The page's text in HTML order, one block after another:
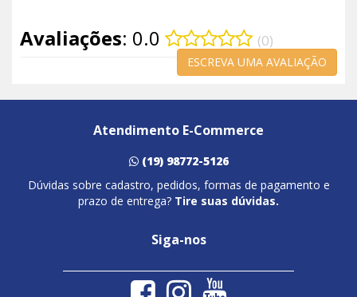
Avaliações: 0.0 (0)
ESCREVA UMA AVALIAÇÃO
Atendimento E-Commerce
(19) 98772-5126
Dúvidas sobre cadastro, pedidos, formas de pagamento e
prazo de entrega? Tire suas dúvidas.
Siga-nos